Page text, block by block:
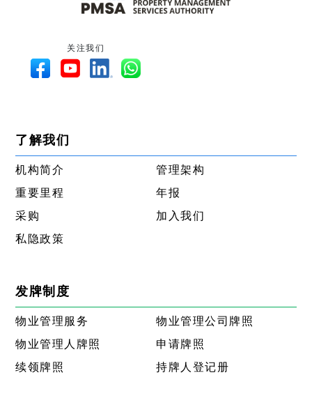
关注我们
了解我们
机构简介
管理架构
重要里程
年报
采购
加入我们
私隐政策
发牌制度
物业管理服务
物业管理公司牌照
物业管理人牌照
申请牌照
续领牌照
持牌人登记册